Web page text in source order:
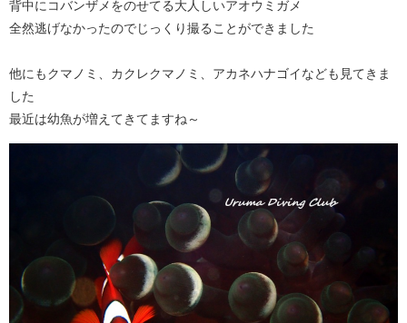
背中にコバンザメをのせてる大人しいアオウミガメ
全然逃げなかったのでじっくり撮ることができました
他にもクマノミ、カクレクマノミ、アカネハナゴイなども見てきま
した
最近は幼魚が増えてきてますね～